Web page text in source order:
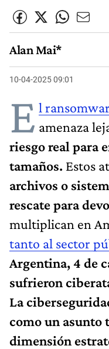
Alan Mai*
10-04-2025 09:01
E l
amenaza
riesgo real para
tamaños. Estos
archivos o
rescate para
multiplican en
tanto al sector
Argentina, 4 de
sufrieron
La
como un asunto
dimensión